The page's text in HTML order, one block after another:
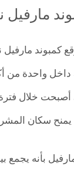
مارفيل
أصبحت خلال
يمنح سكان
بأنه يجمع